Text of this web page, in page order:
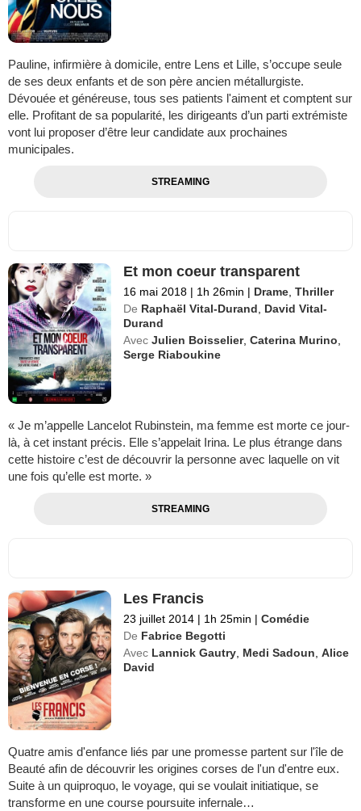
Pauline, infirmière à domicile, entre Lens et Lille, s’occupe seule
de ses deux enfants et de son père ancien métallurgiste.
Dévouée et généreuse, tous ses patients l'aiment et comptent sur
elle. Profitant de sa popularité, les dirigeants d’un parti extrémiste
vont lui proposer d’être leur candidate aux prochaines
municipales.
STREAMING
Et mon coeur transparent
16 mai 2018 | 1h 26min | Drame ,Thriller
De Raphaël Vital-Durand
David Vital-
Durand
Avec Julien Boisselier,Caterina Murino
Serge Riaboukine
« Je m’appelle Lancelot Rubinstein, ma femme est morte ce jour-
là, à cet instant précis. Elle s’appelait Irina. Le plus étrange dans
cette histoire c’est de découvrir la personne avec laquelle on vit
une fois qu’elle est morte. »
STREAMING
Les Francis
23 juillet 2014 | 1h 25min | Comédie
De Fabrice Begotti
Avec Lannick Gautry Medi Sadoun ,Alice
David
Quatre amis d'enfance liés par une promesse partent sur l'île de
Beauté afin de découvrir les origines corses de l'un d'entre eux.
Suite à un quiproquo, le voyage, qui se voulait initiatique, se
transforme en une course poursuite infernale…